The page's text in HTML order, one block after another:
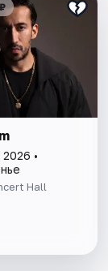
•
Hall